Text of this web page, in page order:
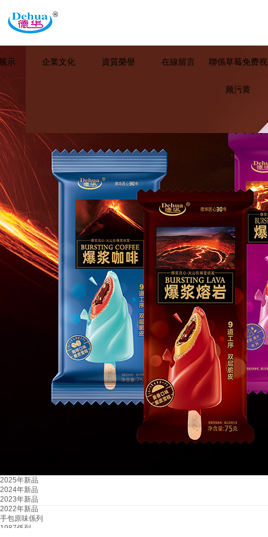
示 企業文化 資質榮譽 在線留言 聯係草莓免费视
频污黄
2025年新品
2024年新品
2023年新品
2022年新品
手包原味係列
1987係列